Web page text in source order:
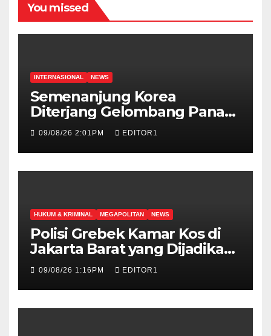
You missed
INTERNASIONAL NEWS
Semenanjung Korea
Diterjang Gelombang Panas,
Warga Korut Disarankan
Makan Daging Anjing
09/08/26 2:01PM EDITOR1
HUKUM & KRIMINAL MEGAPOLITAN NEWS
Polisi Grebek Kamar Kos di
Jakarta Barat yang Dijadikan
Pabrik Narkoba Berbentuk
Vape
09/08/26 1:16PM EDITOR1